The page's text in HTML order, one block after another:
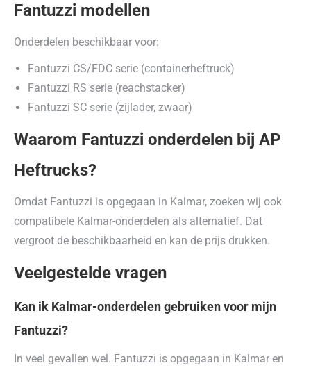
Fantuzzi modellen
Onderdelen beschikbaar voor:
Fantuzzi CS/FDC serie (containerheftruck)
Fantuzzi RS serie (reachstacker)
Fantuzzi SC serie (zijlader, zwaar)
Waarom Fantuzzi onderdelen bij AP
Heftrucks?
Omdat Fantuzzi is opgegaan in Kalmar, zoeken wij ook
compatibele Kalmar-onderdelen als alternatief. Dat
vergroot de beschikbaarheid en kan de prijs drukken.
Veelgestelde vragen
Kan ik Kalmar-onderdelen gebruiken voor mijn
Fantuzzi?
In veel gevallen wel. Fantuzzi is opgegaan in Kalmar en